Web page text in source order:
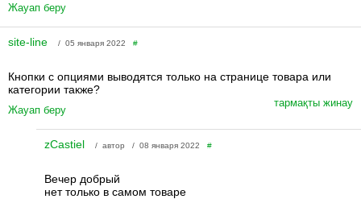
Жауап беру
site-line / 05 января 2022 #
Кнопки с опциями выводятся только на странице товара или
категории также?
Жауап беру
тармақты жинау
zCastiel / автор / 08 января 2022 #
Вечер добрый
нет только в самом товаре